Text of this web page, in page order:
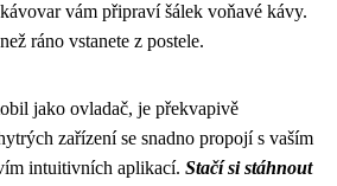
vám připraví šálek voňavé kávy.
ráno vstanete z postele.
jako ovladač, je překvapivě
zařízení se snadno propojí s vaším
intuitivních aplikací. Stačí si stáhnout